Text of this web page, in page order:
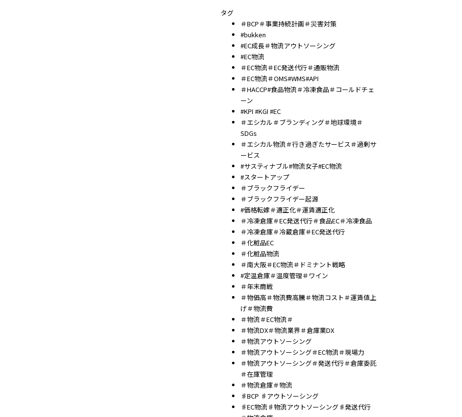
タグ
＃BCP＃事業持続計画＃災害対策
#bukken
#EC成長＃物流アウトソーシング
#EC物流
＃EC物流＃EC発送代行＃通販物流
＃EC物流＃OMS#WMS#API
＃HACCP#食品物流＃冷凍食品＃コールドチェ
ーン
#KPI #KGI #EC
＃エシカル＃ブランディング＃地球環境＃
SDGs
＃エシカル物流＃行き過ぎたサービス＃過剰サ
ービス
#サスティナブル#物流女子#EC物流
#スタートアップ
＃ブラックフライデー
＃ブラックフライデー起源
#価格転嫁＃適正化＃運賃適正化
＃冷凍倉庫＃EC発送代行＃食品EC＃冷凍食品
＃冷凍倉庫＃冷蔵倉庫＃EC発送代行
＃化粧品EC
＃化粧品物流
＃南大阪＃EC物流＃ドミナント戦略
#定温倉庫＃温度管理＃ワイン
＃年末商戦
＃物価高＃物流費高騰＃物流コスト＃運賃値上
げ＃物流費
＃物流＃EC物流＃
＃物流DX＃物流業界＃倉庫業DX
＃物流アウトソーシング
＃物流アウトソーシング＃EC物流＃現場力
＃物流アウトソーシング＃発送代行＃倉庫委託
＃在庫管理
＃物流倉庫＃物流
♯BCP ♯アウトソーシング
♯EC物流♯物流アウトソーシング♯発送代行